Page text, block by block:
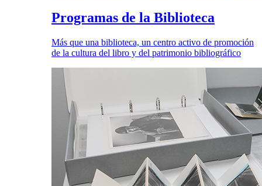
Programas de la Biblioteca
Más que una biblioteca, un centro activo de promoción
de la cultura del libro y del patrimonio bibliográfico